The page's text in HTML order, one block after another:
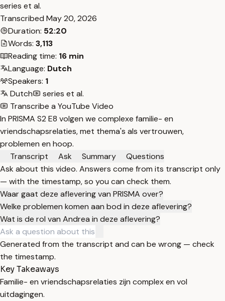
series et al.
Transcribed May 20, 2026
Duration: 52:20
Words: 3,113
Reading time: 16 min
Language: Dutch
Speakers: 1
Dutch
series et al.
Transcribe a YouTube Video
In PRISMA S2 E8 volgen we complexe familie- en
vriendschapsrelaties, met thema's als vertrouwen,
problemen en hoop.
Transcript
Ask Summary
Questions
Ask about this video. Answers come from its transcript only
— with the timestamp, so you can check them.
Waar gaat deze aflevering van PRISMA over?
Welke problemen komen aan bod in deze aflevering?
Wat is de rol van Andrea in deze aflevering?
Generated from the transcript and can be wrong — check
the timestamp.
Key Takeaways
Familie- en vriendschapsrelaties zijn complex en vol
uitdagingen.